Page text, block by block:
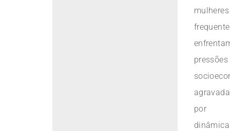
mulheres
pressões
por